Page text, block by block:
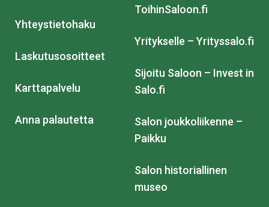
Yhteystietohaku
Laskutusosoitteet
Karttapalvelu
Anna palautetta
ToihinSaloon.fi
Yritykselle – Yrityssalo.fi
Sijoitu Saloon – Invest in
Salo.fi
Salon joukkoliikenne –
Paikku
Salon historiallinen
museo